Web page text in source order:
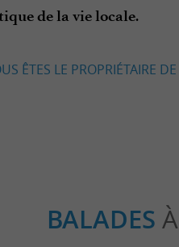
de la vie locale.
ÊTES LE PROPRIÉTAIRE
BALADES